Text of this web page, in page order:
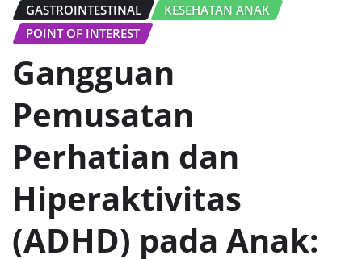
GASTROINTESTINAL
KESEHATAN ANAK
POINT OF INTEREST
Gangguan
Pemusatan
Perhatian dan
Hiperaktivitas
(ADHD) pada Anak: